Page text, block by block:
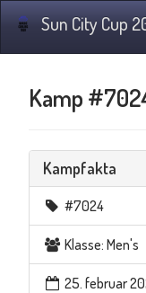
Sun City Cup
Kamp
Kampfakta
#7024
Klasse: Men's
25. februar